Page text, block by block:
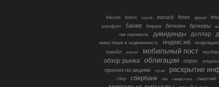
bitcoin brent cnyrub eurusd forex gbpusd
аэрофлот банки биржа биткоин брокеры
гмк норникель
дивиденды доллар
инвестиции в недвижимость индекс мб
инфляция
лукойл
магнит мобильный пост
обзор рынка облигации опрос
прогноз по акциям путин раскрытие
сбер сбербанк сво северсталь смартлаб